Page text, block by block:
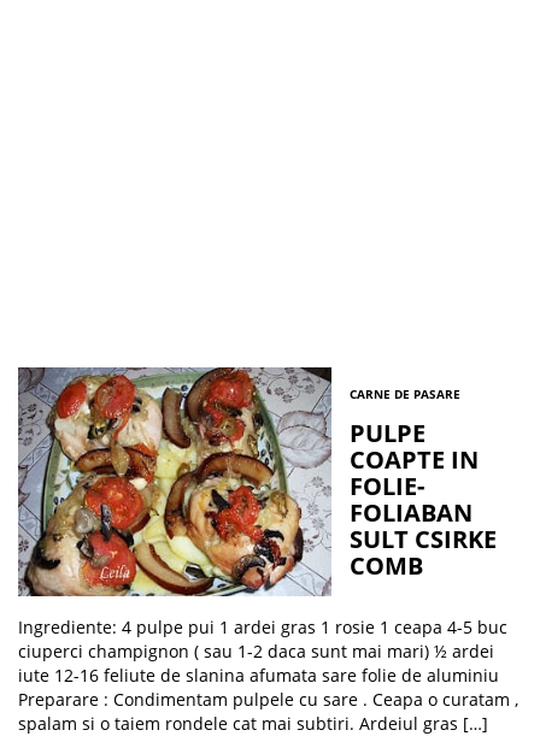
CARNE DE PASARE
PULPE
COAPTE IN
FOLIE-
FOLIABAN
SULT CSIRKE
COMB
Ingrediente: 4 pulpe pui 1 ardei gras 1 rosie 1 ceapa 4-5 buc
ciuperci champignon ( sau 1-2 daca sunt mai mari) ½ ardei
iute 12-16 feliute de slanina afumata sare folie de aluminiu
Preparare : Condimentam pulpele cu sare . Ceapa o curatam ,
spalam si o taiem rondele cat mai subtiri. Ardeiul gras […]